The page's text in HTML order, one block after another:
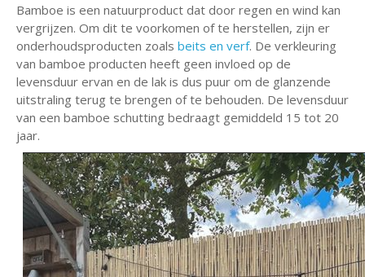
Bamboe is een natuurproduct dat door regen en wind kan
vergrijzen. Om dit te voorkomen of te herstellen, zijn er
onderhoudsproducten zoals beits en verf. De verkleuring
van bamboe producten heeft geen invloed op de
levensduur ervan en de lak is dus puur om de glanzende
uitstraling terug te brengen of te behouden. De levensduur
van een bamboe schutting bedraagt gemiddeld 15 tot 20
jaar.